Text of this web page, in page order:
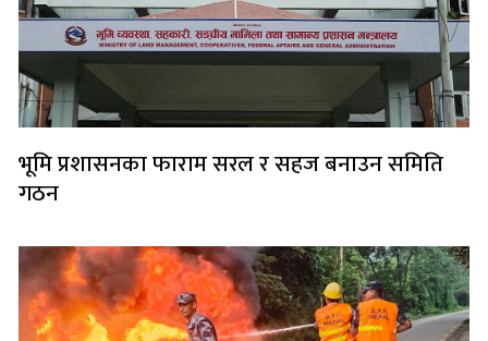
भूमि प्रशासनका फाराम सरल र सहज बनाउन समिति
गठन